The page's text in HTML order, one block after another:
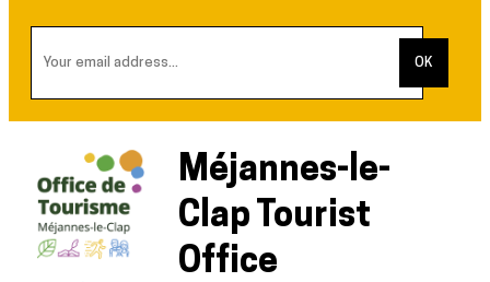
Méjannes-le-
Clap Tourist
Office